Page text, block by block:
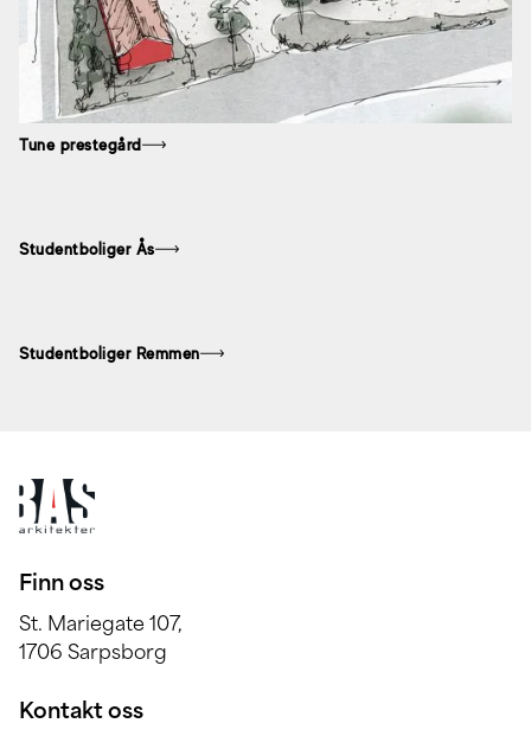
Tune prestegård
Studentboliger Ås
Studentboliger Remmen
Finn oss
St. Mariegate 107,
1706 Sarpsborg
Kontakt oss